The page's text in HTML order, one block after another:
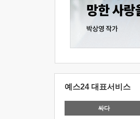
예스24 대표서비스
싸다